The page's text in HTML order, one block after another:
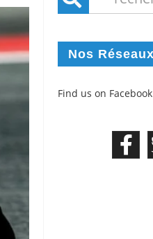
Nos
Find us on Facebook